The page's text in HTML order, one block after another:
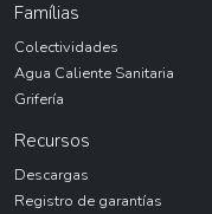
Famílias
Colectividades
Agua Caliente Sanitaria
Grifería
Recursos
Descargas
Registro de garantías